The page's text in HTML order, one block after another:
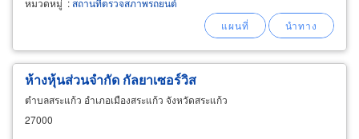
ห้างหุ้นส่วนจำกัด กัลยาเซอร์วิส
ตำบลสระแก้ว อำเภอเมืองสระแก้ว จังหวัดสระแก้ว
27000